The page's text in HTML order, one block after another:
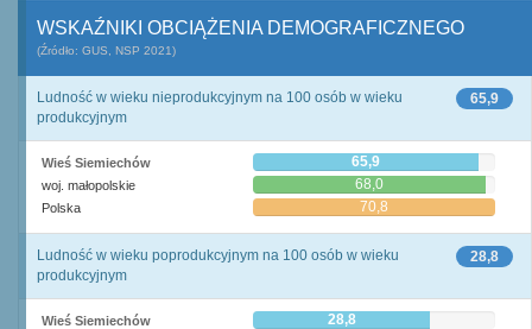
WSKAŹNIKI OBCIĄŻENIA DEMOGRAFICZNEGO
(Źródło: GUS, NSP 2021)
65,9
Ludność w wieku nieprodukcyjnym na 100 osób w wieku
produkcyjnym
Wieś Siemiechów 65,9
woj. małopolskie 68,0
Polska 70,8
28,8
Ludność w wieku poprodukcyjnym na 100 osób w wieku
produkcyjnym
Wieś Siemiechów 28,8